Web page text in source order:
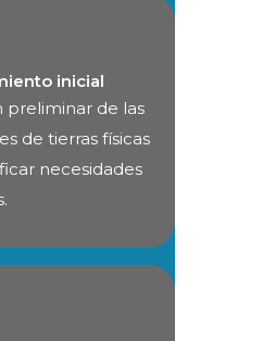
inicial
preliminar de las
de tierras físicas
necesidades